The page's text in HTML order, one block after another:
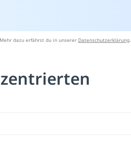
dazu erfährst du in unserer Datenschutzerklärung.